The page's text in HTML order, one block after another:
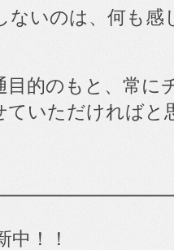
ないのは、何も感
目的のもと、常に
ていただければと
！！